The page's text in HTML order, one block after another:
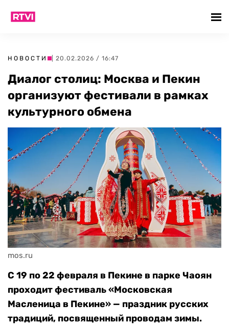
НОВОСТИ | 20.02.2026 / 16:47
Диалог столиц: Москва и Пекин
организуют фестивали в рамках
культурного обмена
mos.ru
С 19 по 22 февраля в Пекине в парке Чаоян
проходит фестиваль «Московская
Масленица в Пекине» — праздник русских
традиций, посвященный проводам зимы.